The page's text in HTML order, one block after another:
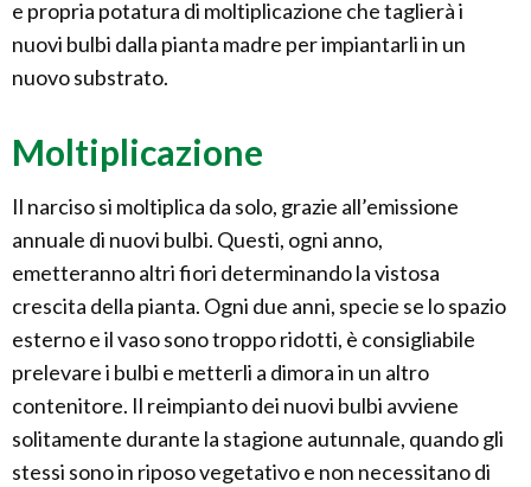
e propria potatura di moltiplicazione che taglierà i
nuovi bulbi dalla pianta madre per impiantarli in un
nuovo substrato.
Moltiplicazione
Il narciso si moltiplica da solo, grazie all’emissione
annuale di nuovi bulbi. Questi, ogni anno,
emetteranno altri fiori determinando la vistosa
crescita della pianta. Ogni due anni, specie se lo spazio
esterno e il vaso sono troppo ridotti, è consigliabile
prelevare i bulbi e metterli a dimora in un altro
contenitore. Il reimpianto dei nuovi bulbi avviene
solitamente durante la stagione autunnale, quando gli
stessi sono in riposo vegetativo e non necessitano di